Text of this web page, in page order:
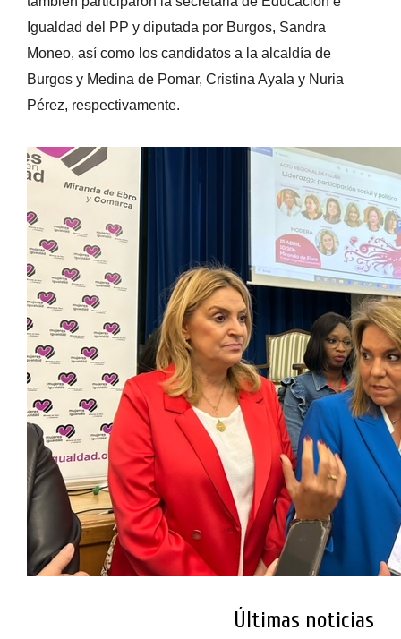
Igualdad del PP y diputada por Burgos, Sandra
Moneo, así como los candidatos a la alcaldía de
Burgos y Medina de Pomar, Cristina Ayala y Nuria
Pérez, respectivamente.
Últimas noticias